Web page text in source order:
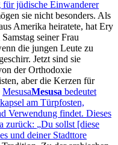
jüdische Einwanderer
sie nicht besonders. Als
Amerika heiratete, hat Ery
seiner Frau
die jungen Leute zu
Jetzt sind sie
der Orthodoxie
aber die Kerzen für
MesusaMesusa bedeutet
am Türpfosten,
Verwendung findet. Dieses
zurück:
Du sollst [diese
und deiner Stadttore